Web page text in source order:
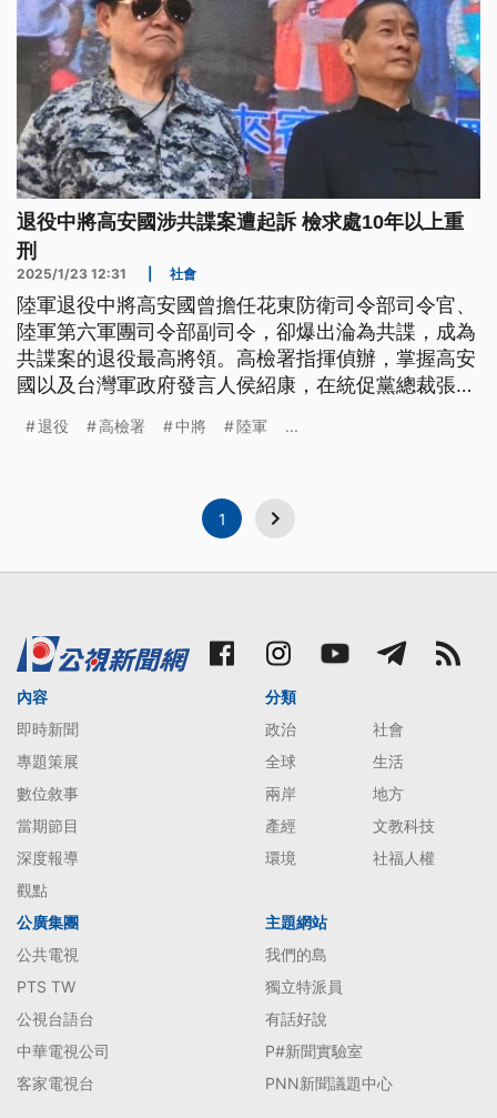
退役中將高安國涉共諜案遭起訴 檢求處10年以上重
刑
2025/1/23 12:31 社會
陸軍退役中將高安國曾擔任花東防衛司令部司令官、
陸軍第六軍團司令部副司令，卻爆出淪為共諜，成為
共諜案的退役最高將領。高檢署指揮偵辦，掌握高安
國以及台灣軍政府發言人侯紹康，在統促黨總裁張安
組織。高檢依涉犯《國安法》起訴6人，高安國更被
退役 高檢署 中將 陸軍 ...
1
內容
即時新聞
專題策展
數位敘事
當期節目
深度報導
觀點
分類
政治
社會
全球
生活
兩岸
地方
產經
文教科技
環境
社福人權
公廣集團
公共電視
PTS TW
公視台語台
中華電視公司
客家電視台
主題網站
我們的島
獨立特派員
有話好說
P#新聞實驗室
PNN新聞議題中心